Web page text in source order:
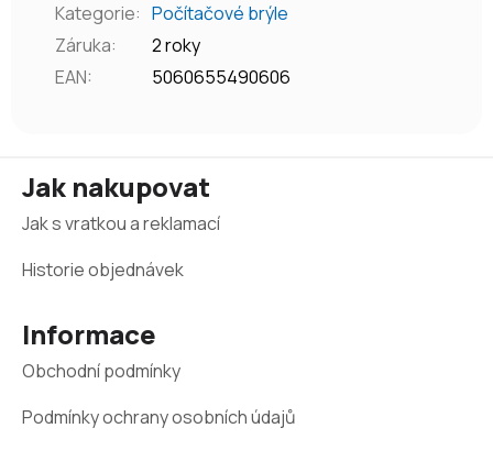
Kategorie: Počítačové brýle
Záruka:
2 roky
EAN: 5060655490606
Jak nakupovat
Jak s vratkou a reklamací
Historie objednávek
Informace
Obchodní podmínky
Podmínky ochrany osobních údajů